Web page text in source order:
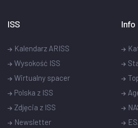
ISS
Kalendarz ARISS
Wysokość ISS
Wirtualny spacer
Polska z ISS
Zdjęcia z ISS
Newsletter
Info